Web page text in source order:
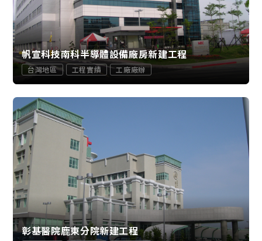
帆宣科技南科半導體設備廠房新建工程
台灣地區 工程實績 工廠廠辦
彰基醫院鹿東分院新建工程